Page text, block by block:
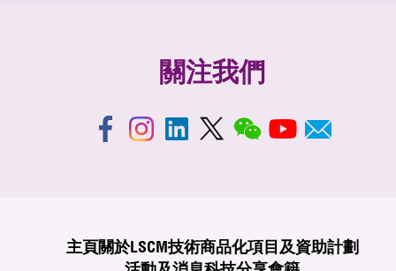
關注我們
主頁 關於LSCM技術商品化項目及資助計劃